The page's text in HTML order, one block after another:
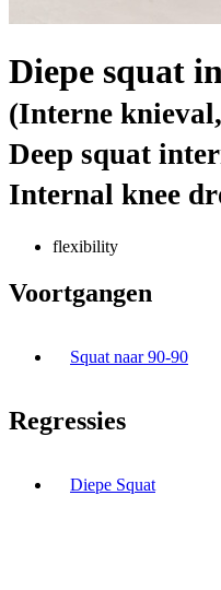
Diepe squat
(Interne
Deep squat
Internal knee
flexibility
Voortgangen
Squat naar 90-90
Regressies
Diepe Squat